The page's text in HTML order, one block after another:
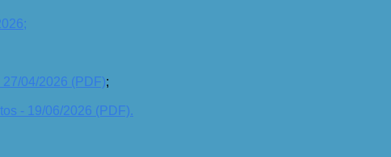
04/2026 (PDF);
- 19/06/2026 (PDF).